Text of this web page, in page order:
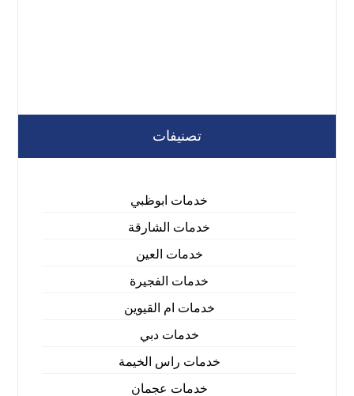
تصنيفات
خدمات ابوظبي
خدمات الشارقة
خدمات العين
خدمات الفجيرة
خدمات ام القيوين
خدمات دبي
خدمات راس الخيمة
خدمات عجمان